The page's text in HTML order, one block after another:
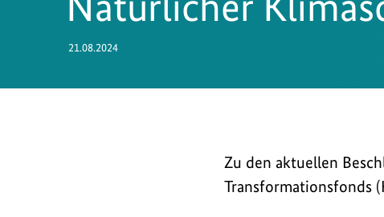
21.08.2024
Das
Bundeskabinett
Zu den aktuellen
Transformationsfonds